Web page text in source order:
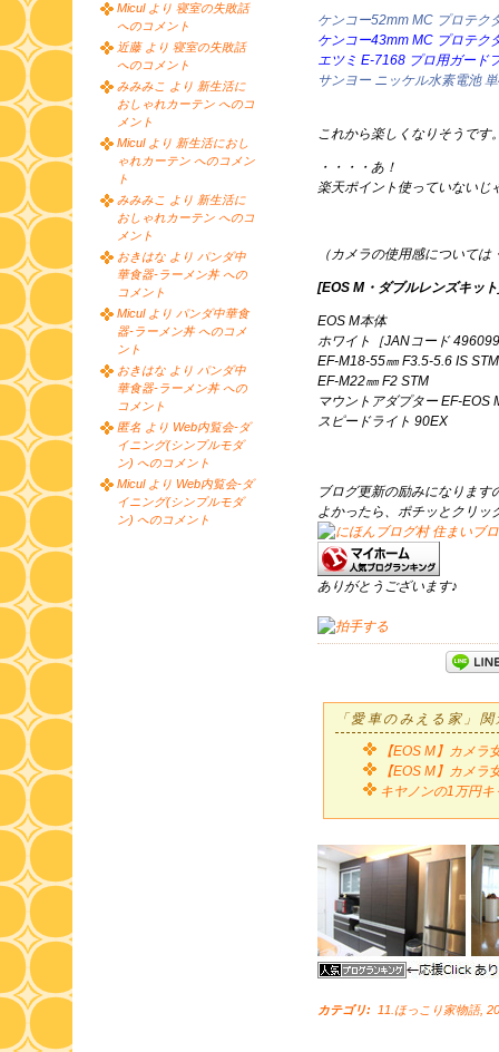
ケンコー52mm MC プロテク
ケンコー43mm MC プロテク
エツミ E-7168 プロ用ガード
サンヨー ニッケル水素電池
これから楽しくなりそうです
・・・・あ！
楽天ポイント使っていないじ
（カメラの使用感について
[EOS M・ダブルレンズキッ
EOS M本体
ホワイト［JANコード
EF-M18-55㎜ F3.5-5.6 IS STM
EF-M22㎜ F2 STM
マウントアダプター EF-EOS
スピードライト 90EX
ブログ更新の励みになります
よかったら、ポチッとクリッ
ありがとうございます♪
「愛車のみえる家」
【EOS M】カメラ
【EOS M】カメラ
キヤノンの1万円
カテゴリ: 11.ほっこり家物語,
Micul より 寝室の失敗話
へのコメント
近藤 より 寝室の失敗話
へのコメント
みみみこ より 新生活に
おしゃれカーテン へのコ
メント
Micul より 新生活におし
ゃれカーテン へのコメン
ト
みみみこ より 新生活に
おしゃれカーテン へのコ
メント
おきはな より パンダ中
華食器-ラーメン丼 への
コメント
Micul より パンダ中華食
器-ラーメン丼 へのコメ
ント
おきはな より パンダ中
華食器-ラーメン丼 への
コメント
匿名 より Web内覧会-ダ
イニング(シンプルモダ
ン) へのコメント
Micul より Web内覧会-ダ
イニング(シンプルモダ
ン) へのコメント